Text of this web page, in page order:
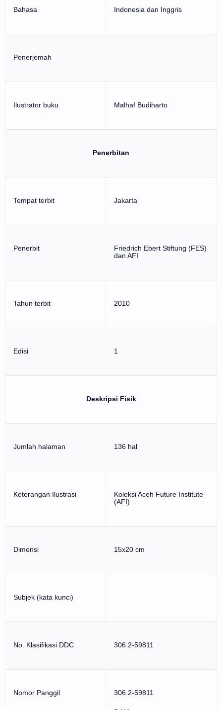
Bahasa Indonesia dan Inggris
Penerjemah
Ilustrator buku Malhaf Budiharto
Penerbitan
Tempat terbit Jakarta
Penerbit
Friedrich Ebert Stiftung (FES)
dan AFI
Tahun terbit 2010
Edisi 1
Deskripsi Fisik
Jumlah halaman 136 hal
Keterangan Ilustrasi
Koleksi Aceh Future Institute
(AFI)
Dimensi 15x20 cm
Subjek (kata kunci)
No. Klasifikasi DDC 306.2-59811
Nomor Panggil 306.2-59811